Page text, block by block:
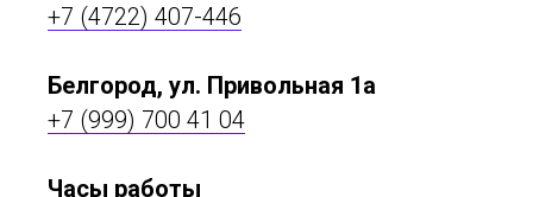
+7 (4722) 407-446
Белгород, ул. Привольная 1а
+7 (999) 700 41 04
Часы работы